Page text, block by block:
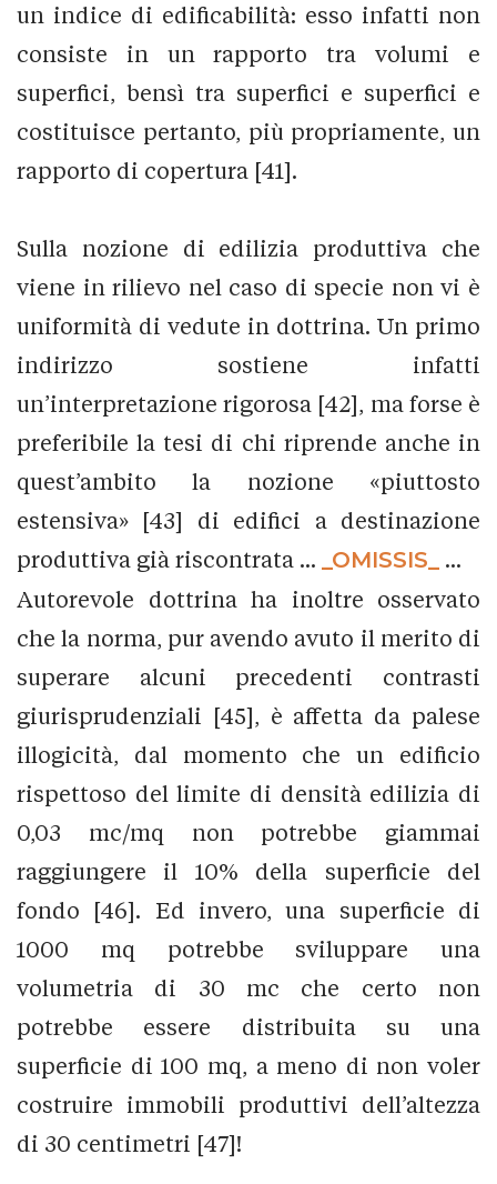
un indice di edificabilità: esso infatti non
consiste in un rapporto tra volumi e
superfici, bensì tra superfici e superfici e
costituisce pertanto, più propriamente, un
rapporto di copertura [41].
Sulla nozione di edilizia produttiva che
viene in rilievo nel caso di specie non vi è
uniformità di vedute in dottrina. Un primo
indirizzo sostiene infatti
un’interpretazione rigorosa [42], ma forse è
preferibile la tesi di chi riprende anche in
quest’ambito la nozione «piuttosto
estensiva» [43] di edifici a destinazione
produttiva già riscontrata ...
_OMISSIS_
...
Autorevole dottrina ha inoltre osservato
che la norma, pur avendo avuto il merito di
superare alcuni precedenti contrasti
giurisprudenziali [45], è affetta da palese
illogicità, dal momento che un edificio
rispettoso del limite di densità edilizia di
0,03 mc/mq non potrebbe giammai
raggiungere il 10% della superficie del
fondo [46]. Ed invero, una superficie di
1000 mq potrebbe sviluppare una
volumetria di 30 mc che certo non
potrebbe essere distribuita su una
superficie di 100 mq, a meno di non voler
costruire immobili produttivi dell’altezza
di 30 centimetri [47]!